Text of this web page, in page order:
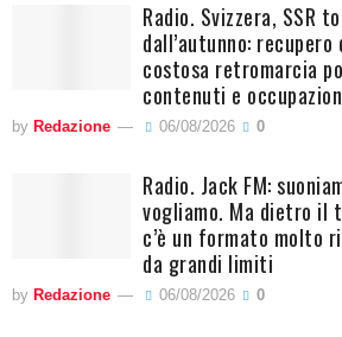
Radio. Svizzera, SSR
dall’autunno:
costosa retromarcia
contenuti e
by Redazione 06/08/2026 0
Radio. Jack FM:
vogliamo. Ma dietro il
c’è un formato molto
da grandi limiti
by Redazione 06/08/2026 0